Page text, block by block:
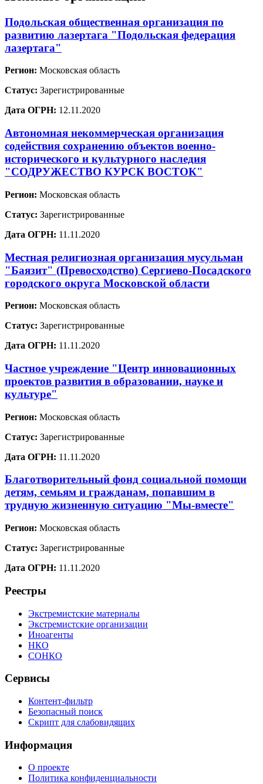
Подольская общественная организация по
развитию лазертага "Подольская федерация
лазертага"
Регион: Московская область
Статус: Зарегистрированные
Дата ОГРН: 12.11.2020
Автономная некоммерческая организация
содействия сохранению объектов военно-
исторического и культурного наследия
"СОДРУЖЕСТВО КУРСК ВОСТОК"
Регион: Московская область
Статус: Зарегистрированные
Дата ОГРН: 11.11.2020
Местная религиозная организация мусульман
"Баязит" (Превосходство) Сергиево-Посадского
городского округа Московской области
Регион: Московская область
Статус: Зарегистрированные
Дата ОГРН: 11.11.2020
Частное учреждение "Центр инновационных
проектов развития в образовании, науке и
культуре"
Регион: Московская область
Статус: Зарегистрированные
Дата ОГРН: 11.11.2020
Благотворительный фонд социальной помощи
детям, семьям и гражданам, попавшим в
трудную жизненную ситуацию "Мы-вместе"
Регион: Московская область
Статус: Зарегистрированные
Дата ОГРН: 11.11.2020
Реестры
Экстремистские материалы
Экстремистские организации
Иноагенты
НКО
СОНКО
Сервисы
Контент-фильтр
Безопасный поиск
Скрипт для слабовидящих
Информация
О проекте
Политика конфиденциальности